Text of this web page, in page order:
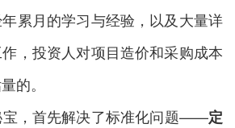
累月的学习与经验，以及大量详
，投资人对项目造价和采购成本
的。
，首先解决了标准化问题——定